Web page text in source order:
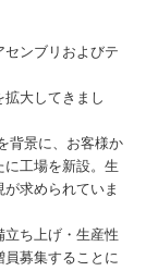
ンブリおよびテ
大してきまし
背景に、お客様か
に工場を新設。生
求められていま
ち上げ・生産性
募集することに